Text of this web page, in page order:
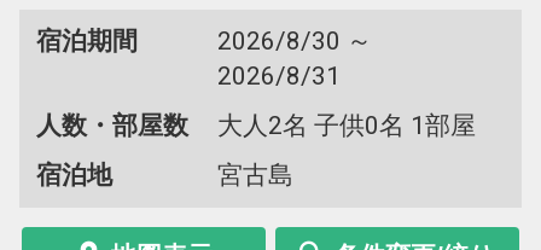
宿泊期間
2026/8/30 ～
2026/8/31
人数・部屋数
大人2名 子供0名 1部屋
宿泊地
宮古島